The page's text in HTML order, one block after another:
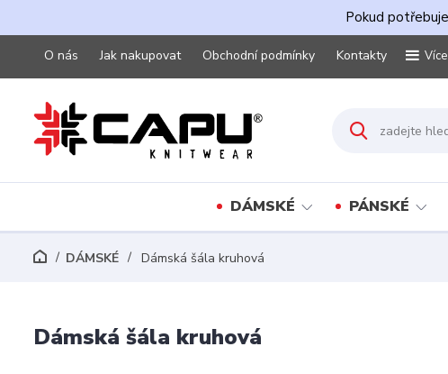
Pokud
O nás Jak nakupovat Obchodní podmínky Kontakty Více
DÁMSKÉ PÁNSKÉ
DÁMSKÉ Dámská šála kruhová
Dámská šála kruhová